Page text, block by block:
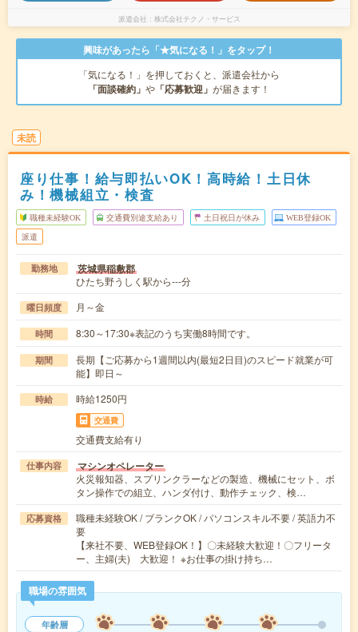
派遣会社 株式会社テクノ・サービス
興味があったら「★気になる！」をタップ！
「気になる！」を押しておくと、派遣会社から
「面談確約」 や 「応募歓迎」 が届きます！
未読
座り仕事！給与即払いOK！高時給！土日休
み！機械組立・検査
職種未経験OK 交通費別途支給あり 土日祝日が休み WEB登録OK
派遣
勤務地 茨城県稲敷郡
ひたち野うしく駅から---分
曜日頻度 月～金
時間 8:30～17:30※表記のうち実働8時間です。
期間
長期【ご応募から1週間以内(最短2日目)のスピード就業が可
能】即日～
時給 時給1250円
交通費
交通費支給有り
仕事内容 マシンオペレーター
火災報知器、スプリンクラーなどの製造、機械にセット、ボ
タン操作での組立、ハンダ付け、動作チェック、検…
応募資格
職種未経験OK / ブランクOK / パソコンスキル不要 / 英語力不
要
【来社不要、WEB登録OK！】〇未経験大歓迎！〇フリータ
ー、主婦(夫) 大歓迎！ ※お仕事の掛け持ち…
職場の雰囲気
年齢層